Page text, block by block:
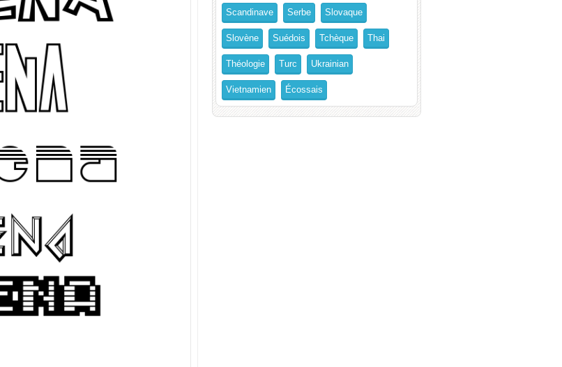
Scandinave Serbe Slovaque
Slovène Suédois Tchèque Thai
Théologie Turc Ukrainian
Vietnamien Écossais